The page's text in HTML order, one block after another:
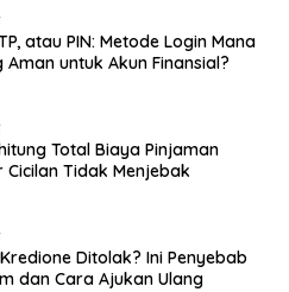
atau PIN: Metode Login Mana
Aman untuk Akun Finansial?
Total Biaya Pinjaman
Cicilan Tidak Menjebak
Ditolak? Ini Penyebab
dan Cara Ajukan Ulang